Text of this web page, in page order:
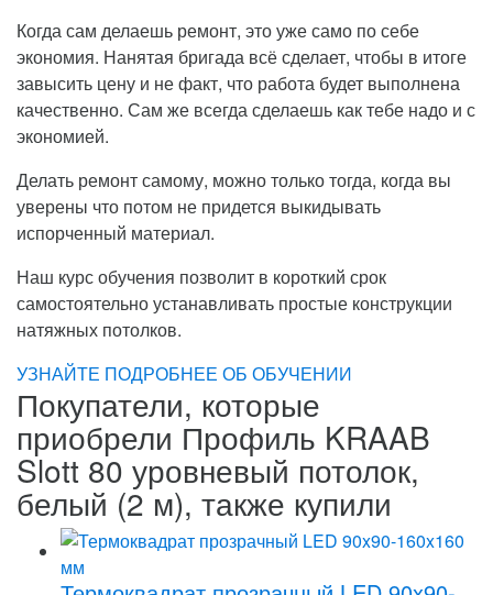
Когда сам делаешь ремонт, это уже само по себе
экономия. Нанятая бригада всё сделает, чтобы в итоге
завысить цену и не факт, что работа будет выполнена
качественно. Сам же всегда сделаешь как тебе надо и с
экономией.
Делать ремонт самому, можно только тогда, когда вы
уверены что потом не придется выкидывать
испорченный материал.
Наш курс обучения позволит в короткий срок
самостоятельно устанавливать простые конструкции
натяжных потолков.
УЗНАЙТЕ ПОДРОБНЕЕ ОБ ОБУЧЕНИИ
Покупатели, которые
приобрели Профиль KRAAB
Slott 80 уровневый потолок,
белый (2 м), также купили